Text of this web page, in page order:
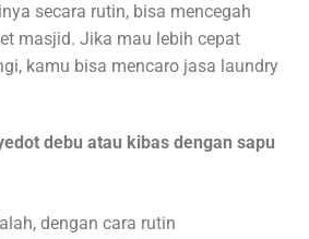
secara rutin, bisa mencegah
masjid. Jika mau lebih cepat
kamu bisa mencaro jasa laundry
debu atau kibas dengan sapu
dengan cara rutin